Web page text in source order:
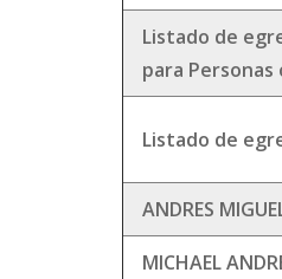
Listado de
para Personas
Listado de
ANDRES
MICHAEL